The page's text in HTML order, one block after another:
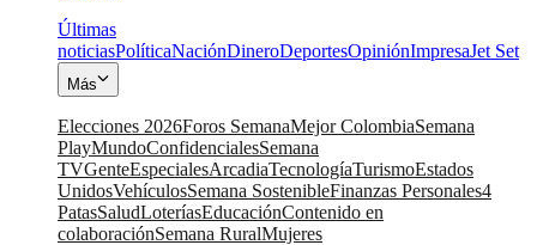
Últimas
noticiasPolíticaNaciónDineroDeportesOpiniónImpresaJet Set
Más
Elecciones 2026Foros SemanaMejor ColombiaSemana
PlayMundoConfidencialesSemana
TVGenteEspecialesArcadiaTecnologíaTurismoEstados
UnidosVehículosSemana SostenibleFinanzas Personales4
PatasSaludLoteríasEducaciónContenido en
colaboraciónSemana RuralMujeres